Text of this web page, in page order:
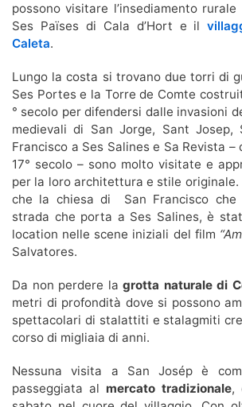
possono visitare l’insediamento
Ses Païses di Cala d’Hort e il
Caleta.
Lungo la costa si trovano due torri di
Ses Portes e la Torre de Comte
° secolo per difendersi dalle invasioni
medievali di San Jorge, Sant Josep,
Francisco a Ses Salines e Sa Revista –
17° secolo – sono molto visitate e
per la loro architettura e stile originale.
che la chiesa di San Francisco
strada che porta a Ses Salines, è
location nelle scene iniziali del film
Salvatores.
Da non perdere la grotta naturale di
metri di profondità dove si possono
spettacolari di stalattiti e stalagmiti
corso di migliaia di anni.
Nessuna visita a San Josép è
passeggiata al mercato tradizionale,